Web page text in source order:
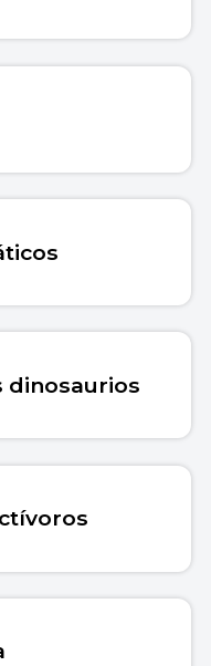
dinosaurios